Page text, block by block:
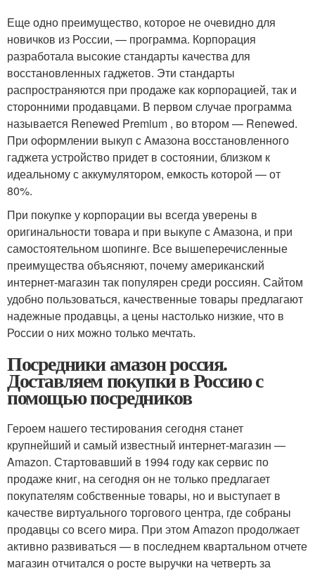
Еще одно преимущество, которое не очевидно для
новичков из России, — программа. Корпорация
разработала высокие стандарты качества для
восстановленных гаджетов. Эти стандарты
распространяются при продаже как корпорацией, так и
сторонними продавцами. В первом случае программа
называется Renewed Premium , во втором — Renewed.
При оформлении выкуп с Амазона восстановленного
гаджета устройство придет в состоянии, близком к
идеальному с аккумулятором, емкость которой — от
80%.
При покупке у корпорации вы всегда уверены в
оригинальности товара и при выкупе с Амазона, и при
самостоятельном шопинге. Все вышеперечисленные
преимущества объясняют, почему американский
интернет-магазин так популярен среди россиян. Сайтом
удобно пользоваться, качественные товары предлагают
надежные продавцы, а цены настолько низкие, что в
России о них можно только мечтать.
Посредники амазон россия.
Доставляем покупки в Россию с
помощью посредников
Героем нашего тестирования сегодня станет
крупнейший и самый известный интернет-магазин —
Amazon. Стартовавший в 1994 году как сервис по
продаже книг, на сегодня он не только предлагает
покупателям собственные товары, но и выступает в
качестве виртуального торгового центра, где собраны
продавцы со всего мира. При этом Amazon продолжает
активно развиваться — в последнем квартальном отчете
магазин отчитался о росте выручки на четверть за